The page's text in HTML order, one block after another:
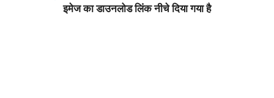
इमेज का डाउनलोड लिंक नीचे दिया गया है